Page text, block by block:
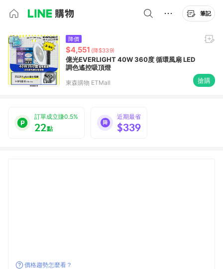
筆記
降價
$4,551 (降$339)
億光EVERLIGHT 40W 360度 循環風扇 LED
調色遙控吸頂燈
東森購物 ETMall 搶購
訂單成立賺0.5%
22點
近期最省
$339
價格趨勢怎麼看？